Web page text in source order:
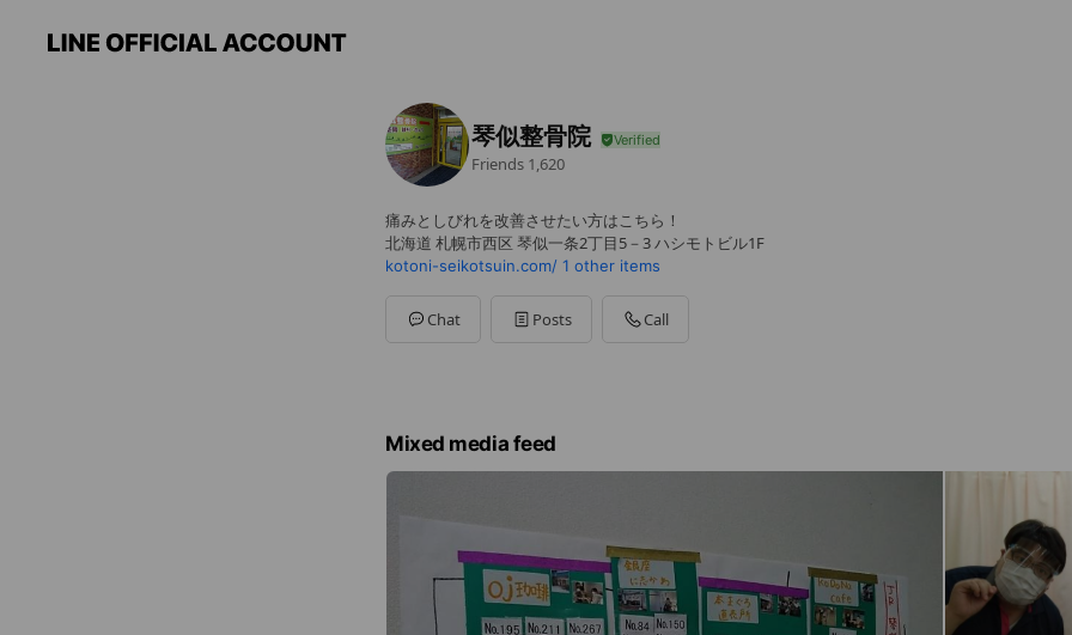
琴似整骨院
Friends 1,620
痛みとしびれを改善させたい方はこちら！
北海道 札幌市西区 琴似一条2丁目5－3 ハシモトビル1F
kotoni-seikotsuin.com/ 1 other items
Chat Posts Call
Mixed media feed